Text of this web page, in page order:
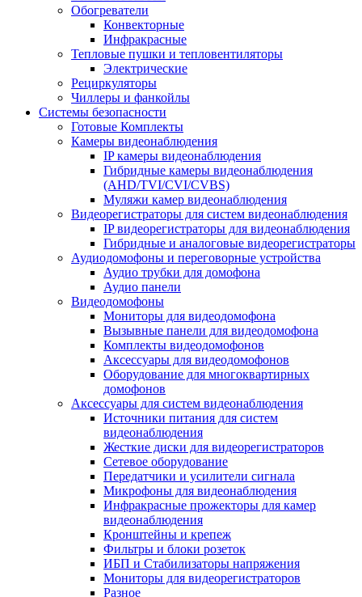
Обогреватели
Конвекторные
Инфракрасные
Тепловые пушки и тепловентиляторы
Электрические
Рециркуляторы
Чиллеры и фанкойлы
Системы безопасности
Готовые Комплекты
Камеры видеонаблюдения
IP камеры видеонаблюдения
Гибридные камеры видеонаблюдения
(AHD/TVI/CVI/CVBS)
Муляжи камер видеонаблюдения
Видеорегистраторы для систем видеонаблюдения
IP видеорегистраторы для видеонаблюдения
Гибридные и аналоговые видеорегистраторы
Аудиодомофоны и переговорные устройства
Аудио трубки для домофона
Аудио панели
Видеодомофоны
Мониторы для видеодомофона
Вызывные панели для видеодомофона
Комплекты видеодомофонов
Аксессуары для видеодомофонов
Оборудование для многоквартирных
домофонов
Аксессуары для систем видеонаблюдения
Источники питания для систем
видеонаблюдения
Жесткие диски для видеорегистраторов
Сетевое оборудование
Передатчики и усилители сигнала
Микрофоны для видеонаблюдения
Инфракрасные прожекторы для камер
видеонаблюдения
Кронштейны и крепеж
Фильтры и блоки розеток
ИБП и Стабилизаторы напряжения
Мониторы для видеорегистраторов
Разное